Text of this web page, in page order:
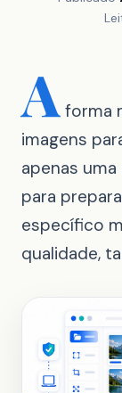
A forma
imagens
apenas
para
específico
qualidade,